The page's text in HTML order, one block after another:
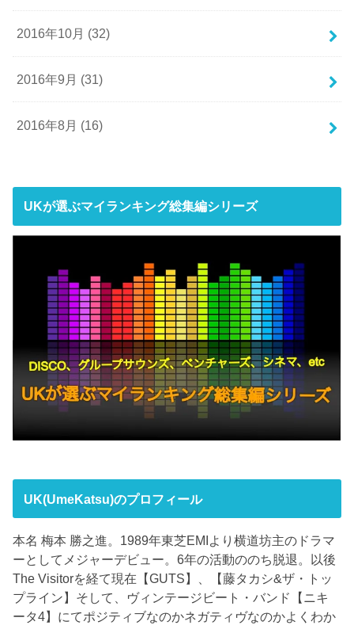
2016年10月 (32)
2016年9月 (31)
2016年8月 (16)
UKが選ぶマイランキング総集編シリーズ
UK(UmeKatsu)のプロフィール
本名 梅本 勝之進。1989年東芝EMIより横道坊主のドラマ
ーとしてメジャーデビュー。6年の活動ののち脱退。以後
The Visitorを経て現在【GUTS】、【藤タカシ&ザ・トッ
プライン】そして、ヴィンテージビート・バンド【ニキ
ータ4】にてポジティブなのかネガティヴなのかよくわか